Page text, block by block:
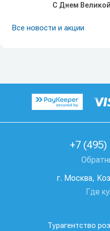
С Днем
Все новости и акции
Турагентство
+7
г. Москва,
Где